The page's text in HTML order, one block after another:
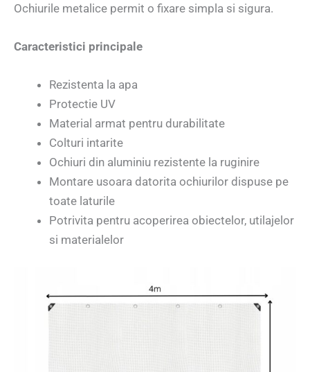
Ochiurile metalice permit o fixare simpla si sigura.
Caracteristici principale
Rezistenta la apa
Protectie UV
Material armat pentru durabilitate
Colturi intarite
Ochiuri din aluminiu rezistente la ruginire
Montare usoara datorita ochiurilor dispuse pe
toate laturile
Potrivita pentru acoperirea obiectelor, utilajelor
si materialelor